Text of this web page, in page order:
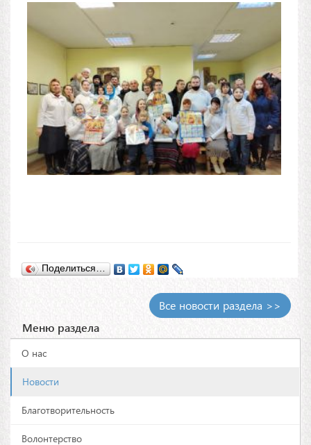
Поделиться…
Все новости раздела >>
Меню раздела
О нас
Новости
Благотворительность
Волонтерство